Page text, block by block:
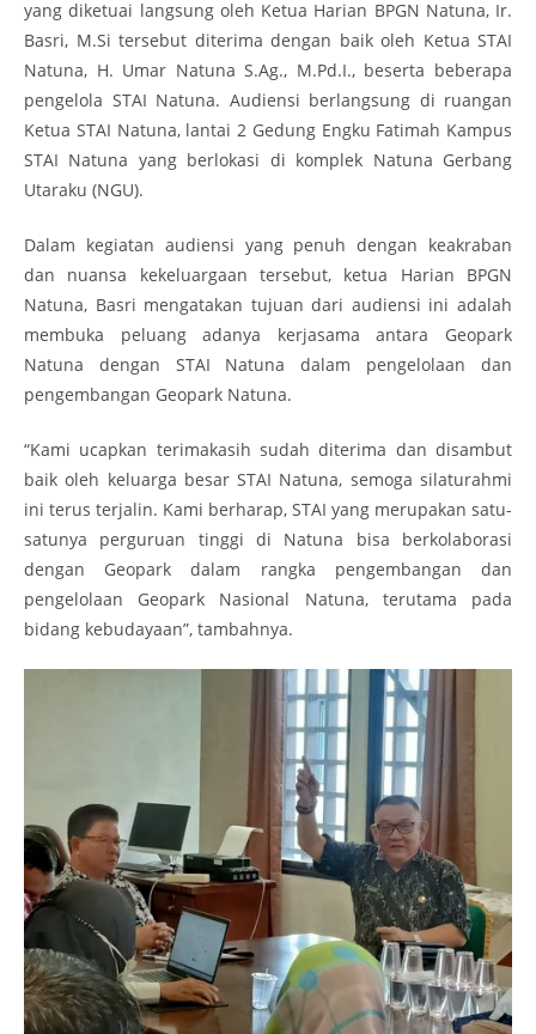
yang diketuai langsung oleh Ketua Harian BPGN Natuna, Ir.
Basri, M.Si tersebut diterima dengan baik oleh Ketua STAI
Natuna, H. Umar Natuna S.Ag., M.Pd.I., beserta beberapa
pengelola STAI Natuna. Audiensi berlangsung di ruangan
Ketua STAI Natuna, lantai 2 Gedung Engku Fatimah Kampus
STAI Natuna yang berlokasi di komplek Natuna Gerbang
Utaraku (NGU).
Dalam kegiatan audiensi yang penuh dengan keakraban
dan nuansa kekeluargaan tersebut, ketua Harian BPGN
Natuna, Basri mengatakan tujuan dari audiensi ini adalah
membuka peluang adanya kerjasama antara Geopark
Natuna dengan STAI Natuna dalam pengelolaan dan
pengembangan Geopark Natuna.
“Kami ucapkan terimakasih sudah diterima dan disambut
baik oleh keluarga besar STAI Natuna, semoga silaturahmi
ini terus terjalin. Kami berharap, STAI yang merupakan satu-
satunya perguruan tinggi di Natuna bisa berkolaborasi
dengan Geopark dalam rangka pengembangan dan
pengelolaan Geopark Nasional Natuna, terutama pada
bidang kebudayaan”, tambahnya.